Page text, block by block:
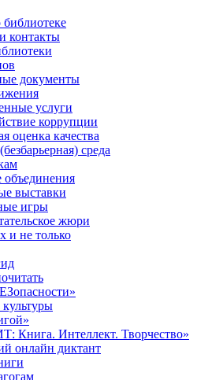
контакты
документы
услуги
коррупции
оценка качества
среда
объединения
выставки
игры
жюри
и не только
Книга. Интеллект. Творчество»
онлайн диктант